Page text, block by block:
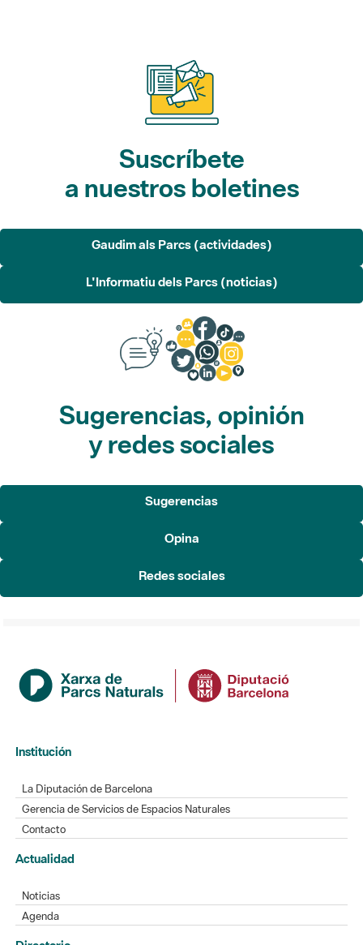
Suscríbete
a nuestros boletines
Gaudim als Parcs (actividades)
L'Informatiu dels Parcs (noticias)
Sugerencias, opinión
y redes sociales
Sugerencias
Opina
Redes sociales
Institución
La Diputación de Barcelona
Gerencia de Servicios de Espacios Naturales
Contacto
Actualidad
Noticias
Agenda